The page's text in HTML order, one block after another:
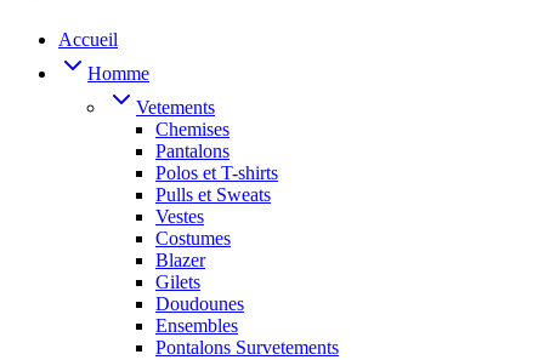
Accueil
Homme
Vetements
Chemises
Pantalons
Polos et T-shirts
Pulls et Sweats
Vestes
Costumes
Blazer
Gilets
Doudounes
Ensembles
Pontalons Survetements